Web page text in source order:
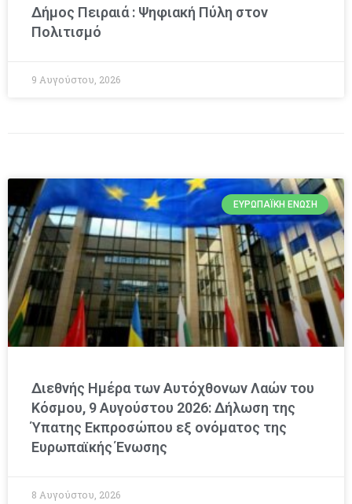
Δήμος Πειραιά : Ψηφιακή Πύλη στον
Πολιτισμό
9 Αυγούστου, 2026
ΕΥΡΩΠΑΪΚΉ ΈΝΩΣΗ
Διεθνής Ημέρα των Αυτόχθονων Λαών του
Κόσμου, 9 Αυγούστου 2026: Δήλωση της
Ύπατης Εκπροσώπου εξ ονόματος της
Ευρωπαϊκής Ένωσης
8 Αυγούστου, 2026